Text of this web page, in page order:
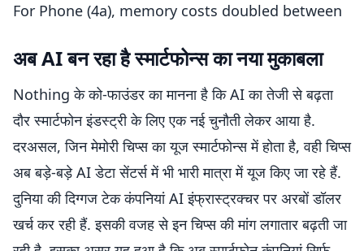
For Phone (4a), memory costs doubled between
https://t.co/4dJdSDwd6T
— Carl Pei (@getpeid)June 12, 2026
अब AI बन रहा है स्मार्टफोन्स का नया मुकाबला
Nothing के को-फाउंडर का मानना है कि AI का तेजी से बढ़ता
दौर स्मार्टफोन इंडस्ट्री के लिए एक नई चुनौती लेकर आया है.
दरअसल, जिन मेमोरी चिप्स का यूज स्मार्टफोन्स में होता है, वही चिप्स
अब बड़े-बड़े AI डेटा सेंटर्स में भी भारी मात्रा में यूज किए जा रहे हैं.
दुनिया की दिग्गज टेक कंपनियां AI इंफ्रास्ट्रक्चर पर अरबों डॉलर
खर्च कर रही हैं. इसकी वजह से इन चिप्स की मांग लगातार बढ़ती जा